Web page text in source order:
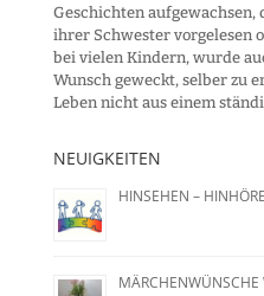
Geschichten
ihrer Schwester vorgelesen
bei vielen Kindern, wurde
Wunsch geweckt, selber zu
Leben nicht aus einem
NEUIGKEITEN
HINSEHEN –
MÄRCHENWÜNSCHE